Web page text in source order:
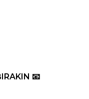
📧